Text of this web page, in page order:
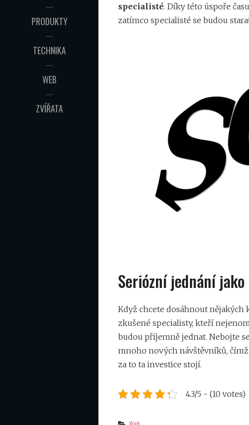
PRODUKTY
TECHNIKA
WEB
ZVÍŘATA
specialisté. Díky této úspoře
zatímco specialisté se budou
Seriózní jednání
Když chcete dosáhnout
zkušené specialisty, kteří
budou příjemně jednat. Nebojte
mnoho nových návštěvníků, čímž
za to ta investice stojí.
4.3/5 - (10 votes)
Categories